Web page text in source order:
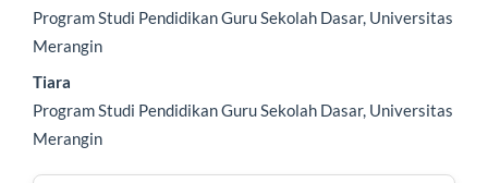
Program Studi Pendidikan Guru Sekolah Dasar, Universitas
Merangin
Tiara
Program Studi Pendidikan Guru Sekolah Dasar, Universitas
Merangin